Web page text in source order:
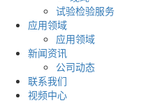
试验检验服务
应用领域
应用领域
新闻资讯
公司动态
联系我们
视频中心